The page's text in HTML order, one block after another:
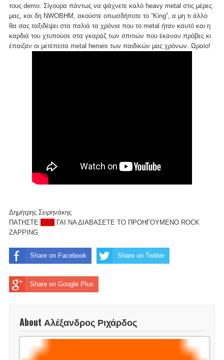
τους demo. Σίγουρα πάντως να ψάχνετε καλό heavy metal στις μέρες
μας, και δη NWOBHM, ακούστε οπωσδήποτε το “King”, α μη τι άλλο
θα σας ταξιδέψει στα παλιά τα χρόνια που το metal ήταν καυτό και η
καρδιά του χτυπούσε στα γκαράζ των σπιτιών που έκαναν πρόβες κι
έπαιζαν οι μετέπειτα metal heroes των παιδικών μας χρόνων. Ωραίο!
Δημήτρης Σειρηνάκης
ΠΑΤΗΣΤΕ ΕΔΩ ΓΑΙ ΝΑ ΔΙΑΒΑΣΕΤΕ ΤΟ ΠΡΟΗΓΟΥΜΕΝΟ ROCK
ZAPPING
Share on Facebook Share on Twitter
Share on Google Plus
About Αλέξανδρος Ριχάρδος